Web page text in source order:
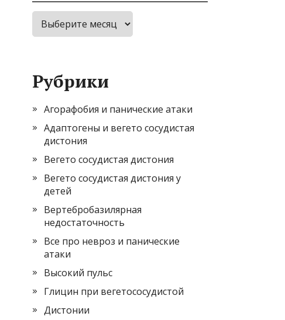
Архивы
Рубрики
Агорафобия и панические атаки
Адаптогены и вегето сосудистая
дистония
Вегето сосудистая дистония
Вегето сосудистая дистония у
детей
Вертебробазилярная
недостаточность
Все про невроз и панические
атаки
Высокий пульс
Глицин при вегетососудистой
Дистонии